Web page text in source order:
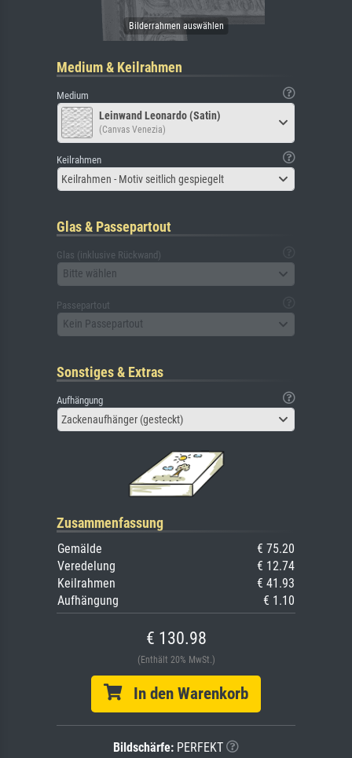
Medium & Keilrahmen
Medium
Leinwand Leonardo (Satin)
(Canvas Venezia)
Keilrahmen
Keilrahmen - Motiv seitlich gespiegelt
Glas & Passepartout
Glas (inklusive Rückwand)
Bitte wählen
Passepartout
Kein Passepartout
Sonstiges & Extras
Aufhängung
Zackenaufhänger (gesteckt)
Zusammenfassung
Gemälde
€ 75.20
Veredelung
€ 12.74
Keilrahmen
€ 41.93
Aufhängung
€ 1.10
€ 130.98
(Enthält 20% MwSt.)
In den Warenkorb
Bildschärfe: PERFEKT